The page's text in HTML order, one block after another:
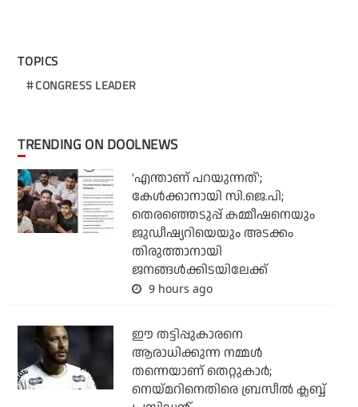
TOPICS
CONGRESS LEADER
TRENDING ON DOOLNEWS
'എന്താണ് പറയുന്നത്';
കേള്‍ക്കാനായി സി.ജെ.പി;
തെരഞ്ഞെടുപ്പ് കമ്മീഷനെയും
ജുഡീഷ്യറിയെയും അടക്കം
തിരുത്താനായി
ജനങ്ങള്‍ക്കിടയിലേക്ക്
9 hours ago
ഈ തട്ടിപ്പുകാരനെ
ആരാധിക്കുന്ന നമ്മള്‍
തന്നെയാണ് തെറ്റുകാര്‍;
നെയ്മറിനെതിരെ ബ്രസീല്‍ ക്ലബ്ബ്